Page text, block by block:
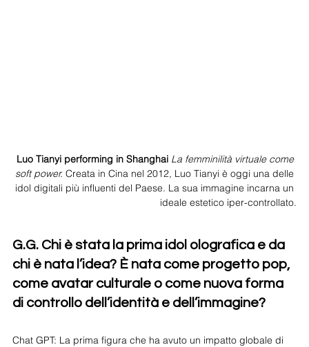
Luo Tianyi performing in Shanghai La femminilità virtuale come
soft power. Creata in Cina nel 2012, Luo Tianyi è oggi una delle
idol digitali più influenti del Paese. La sua immagine incarna un
ideale estetico iper-controllato.
G.G. Chi è stata la prima idol olografica e da
chi è nata l’idea? È nata come progetto pop,
come avatar culturale o come nuova forma
di controllo dell’identità e dell’immagine?
Chat GPT: La prima figura che ha avuto un impatto globale di